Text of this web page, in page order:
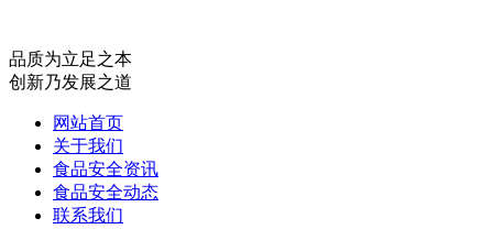
品质为立足之本
创新乃发展之道
网站首页
关于我们
食品安全资讯
食品安全动态
联系我们